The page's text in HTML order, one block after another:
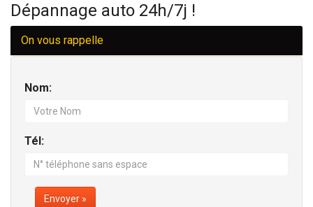
Dépannage auto 24h/7j !
On vous rappelle
Nom:
Tél:
Envoyer »